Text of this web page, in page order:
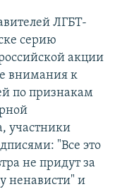
ЛГБТ-
серию
акции
внимания к
по признакам
участники
"Все это
не придут за
ненависти" и